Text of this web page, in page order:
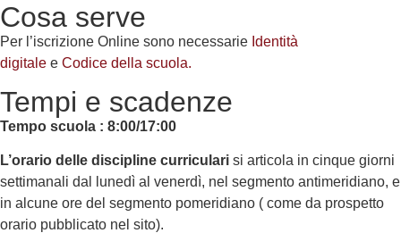
Cosa serve
Per l’iscrizione Online sono necessarie Identità
digitale e Codice della scuola.
Tempi e scadenze
Tempo scuola : 8:00/17:00
L’orario delle discipline curriculari si articola in cinque giorni
settimanali dal lunedì al venerdì, nel segmento antimeridiano, e
in alcune ore del segmento pomeridiano ( come da prospetto
orario pubblicato nel sito).